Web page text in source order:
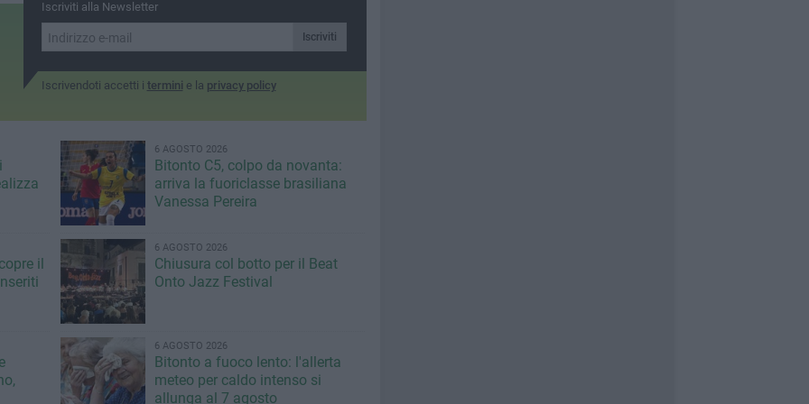
Rutigliano-Rogadeo”
Iscriviti alla Newsletter
Iscriviti
Iscrivendoti accetti i termini e la privacy policy
6 AGOSTO 2026
Bitonto C5, colpo da novanta:
arriva la fuoriclasse brasiliana
Vanessa Pereira
il
6 AGOSTO 2026
Chiusura col botto per il Beat
Onto Jazz Festival
6 AGOSTO 2026
Bitonto a fuoco lento: l'allerta
meteo per caldo intenso si
allunga al 7 agosto